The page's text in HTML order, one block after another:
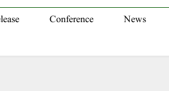
Conference News